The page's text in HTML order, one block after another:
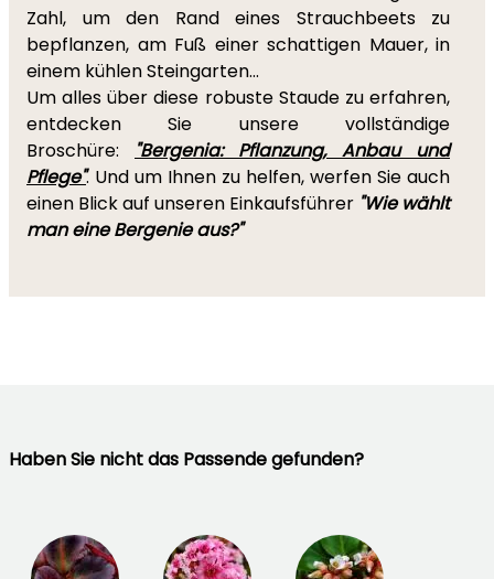
Zahl, um den Rand eines Strauchbeets zu
bepflanzen, am Fuß einer schattigen Mauer, in
einem kühlen Steingarten...
Um alles über diese robuste Staude zu erfahren,
entdecken Sie unsere vollständige
Broschüre:
"Bergenia: Pflanzung, Anbau und
Pflege". Und um Ihnen zu helfen, werfen Sie auch
einen Blick auf unseren Einkaufsführer "Wie wählt
man eine Bergenie aus?"
Haben Sie nicht das Passende gefunden?